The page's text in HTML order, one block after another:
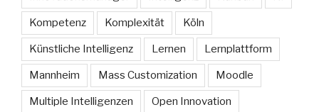
Kompetenz Komplexität Köln
Künstliche Intelligenz Lernen Lernplattform
Mannheim Mass Customization Moodle
Multiple Intelligenzen Open Innovation